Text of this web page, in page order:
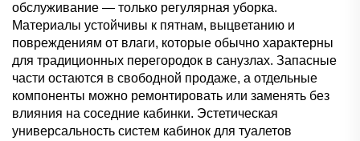
обслуживание — только регулярная уборка.
Материалы устойчивы к пятнам, выцветанию и
повреждениям от влаги, которые обычно характерны
для традиционных перегородок в санузлах. Запасные
части остаются в свободной продаже, а отдельные
компоненты можно ремонтировать или заменять без
влияния на соседние кабинки. Эстетическая
универсальность систем кабинок для туалетов